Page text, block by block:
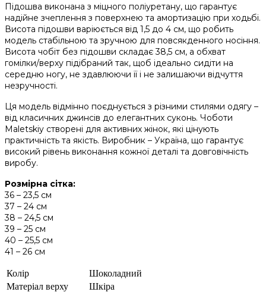
Підошва виконана з міцного поліуретану, що гарантує
надійне зчеплення з поверхнею та амортизацію при ходьбі.
Висота підошви варіюється від 1,5 до 4 см, що робить
модель стабільною та зручною для повсякденного носіння.
Висота чобіт без підошви складає 38,5 см, а обхват
гомілки/верху підібраний так, щоб ідеально сидіти на
середню ногу, не здавлюючи її і не залишаючи відчуття
незручності.
Ця модель відмінно поєднується з різними стилями одягу –
від класичних джинсів до елегантних суконь. Чоботи
Maletskiy створені для активних жінок, які цінують
практичність та якість. Виробник – Україна, що гарантує
високий рівень виконання кожної деталі та довговічність
виробу.
Розмірна сітка:
36 – 23,5 см
37 – 24 см
38 – 24,5 см
39 – 25 см
40 – 25,5 см
41 – 26 см
Колір
Шоколадний
Матеріал верху
Шкіра